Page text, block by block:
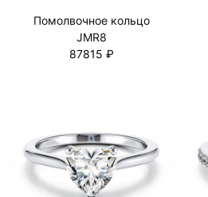
Помолвочное кольцо
JMR8
87815 ₽